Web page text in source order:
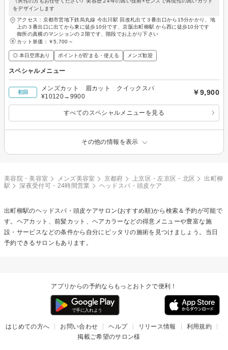
をデザインします
アクセス：京都市営地下鉄烏丸線 今出川駅 回改札出て３番出口から15分かかり、地
上の３番出口に出てから東に徒歩10分です、京阪出町柳駅 から西に徒歩10分です
御所の真横のマンションの２階です、階段でお上がり下さい
カット単価： ￥5,700～
◎ 本日空席あり ポイントが貯まる・使える メンズ歓迎
スペシャルメニュー
初回
メンズカット 眉カット クイックスパ
¥10120→9900
￥9,900
すべてのスペシャルメニューを見る
その他の情報を表示
美容院・美容室 メンズ美容室 京都府 上京区・左京区・北区
出町柳
駅
深夜受付可・24時間営業 ヘッドスパ・頭皮ケア
出町柳駅のヘッドスパ・頭皮ケアサロン(おすすめ順)から検索＆予約が可能で
す。ヘアカット、前髪カット、ヘアカラーなどの得意メニューや豊富な施
設・サービスなどの条件から自分にピッタリの施術を見つけましょう。当日
予約できるサロンもあります。
アプリからの予約ならもっとおトクで便利！
はじめての方へ お問い合わせ ヘルプ リリース情報
利用規約
掲載ご希望のサロン様